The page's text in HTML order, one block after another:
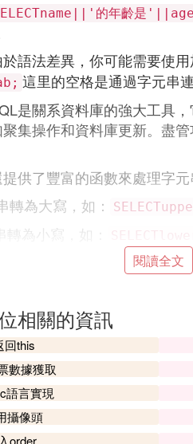
的年齡是
語法差異，你可能需要使
這里的空格是通過字元串連
是關系資料庫的強大工具
集操作和資料庫更新。盡
供了豐富的函數來處理字元
轉為大寫，如：
轉為小寫，如：
元串，如：
中的部分，如：
後，你可以更有效地在
位連接在一起
閱讀全文
相關的資訊
回this
數據獲取
語言實現
攝像頭
order